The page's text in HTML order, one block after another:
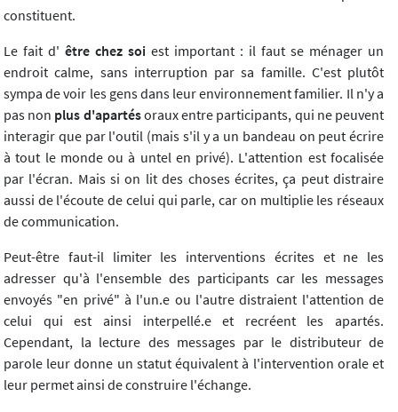
constituent.
Le fait d' être chez soi est important : il faut se ménager un
endroit calme, sans interruption par sa famille. C'est plutôt
sympa de voir les gens dans leur environnement familier. Il n'y a
pas non plus d'apartésoraux entre participants, qui ne peuvent
interagir que par l'outil (mais s'il y a un bandeau on peut écrire
à tout le monde ou à untel en privé). L'attention est focalisée
par l'écran. Mais si on lit des choses écrites, ça peut distraire
aussi de l'écoute de celui qui parle, car on multiplie les réseaux
de communication.
Peut-être faut-il limiter les interventions écrites et ne les
adresser qu'à l'ensemble des participants car les messages
envoyés "en privé" à l'un.e ou l'autre distraient l'attention de
celui qui est ainsi interpellé.e et recréent les apartés.
Cependant, la lecture des messages par le distributeur de
parole leur donne un statut équivalent à l'intervention orale et
leur permet ainsi de construire l'échange.